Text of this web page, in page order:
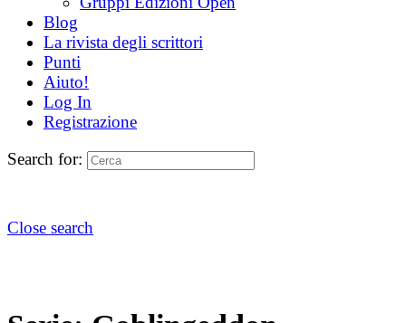
Blog
La rivista degli scrittori
Punti
Aiuto!
Log In
Registrazione
Search for:
Close search